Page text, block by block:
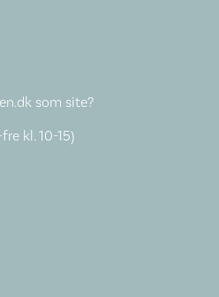
som site?
kl. 10-15)